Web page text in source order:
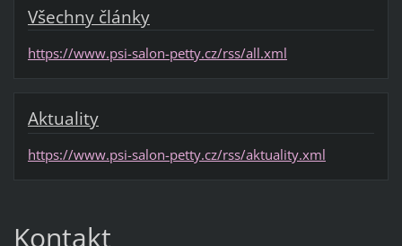
Všechny články
https://www.psi-salon-petty.cz/rss/all.xml
Aktuality
https://www.psi-salon-petty.cz/rss/aktuality.xml
Kontakt